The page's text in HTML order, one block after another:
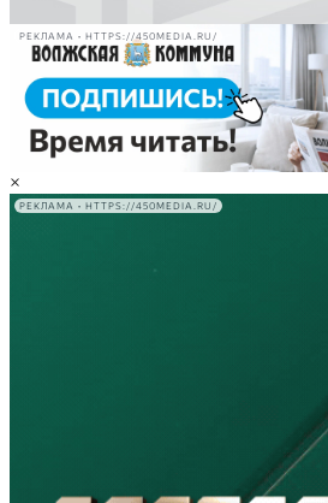
РЕКЛАМА • HTTPS://450MEDIA.RU/
×
РЕКЛАМА • HTTPS://450MEDIA.RU/